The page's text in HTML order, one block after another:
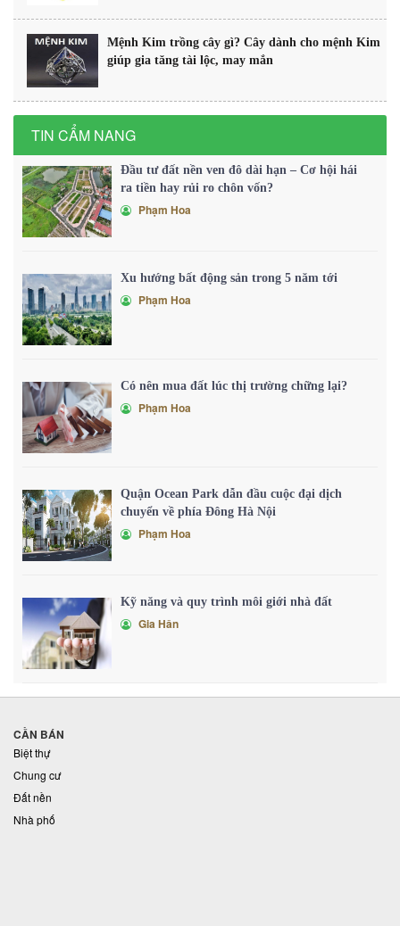
Mệnh Kim trồng cây gì? Cây dành cho mệnh Kim
giúp gia tăng tài lộc, may mắn
TIN CẨM NANG
Đầu tư đất nền ven đô dài hạn – Cơ hội hái
ra tiền hay rủi ro chôn vốn?
Phạm Hoa
Xu hướng bất động sản trong 5 năm tới
Phạm Hoa
Có nên mua đất lúc thị trường chững lại?
Phạm Hoa
Quận Ocean Park dẫn đầu cuộc đại dịch
chuyển về phía Đông Hà Nội
Phạm Hoa
Kỹ năng và quy trình môi giới nhà đất
Gia Hân
CẦN BÁN
Biệt thự
Chung cư
Đất nền
Nhà phố